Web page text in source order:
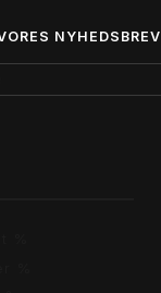
NYHEDSBREV